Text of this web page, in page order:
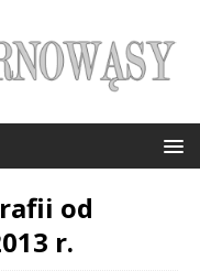
od
r.